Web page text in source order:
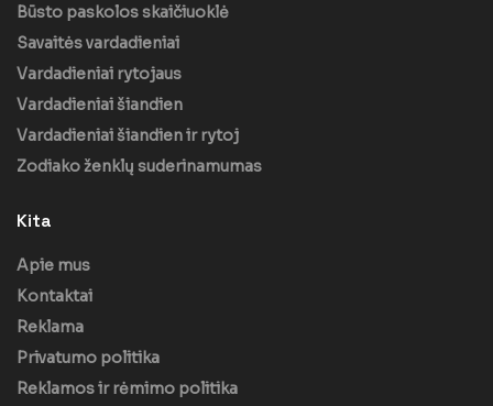
Būsto paskolos skaičiuoklė
Savaitės vardadieniai
Vardadieniai rytojaus
Vardadieniai šiandien
Vardadieniai šiandien ir rytoj
Zodiako ženklų suderinamumas
Kita
Apie mus
Kontaktai
Reklama
Privatumo politika
Reklamos ir rėmimo politika